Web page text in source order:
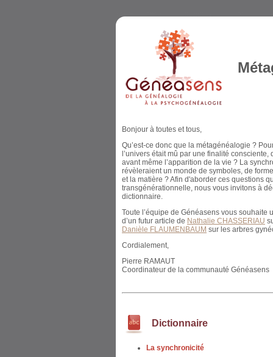
Bonjour à toutes et tous,
Qu’est-ce donc que la métagénéalogie ?
l’univers était mû par une finalité
avant même l’apparition de la vie ? La
révèleraient un monde de symboles, de
et la matière ? Afin d'aborder ces questions
transgénérationnelle, nous vous invitons à
dictionnaire.
Toute l’équipe de Généasens vous souhaite
d’un futur article de Nathalie CHASSERIAU
Danièle FLAUMENBAUM sur les arbres
Cordialement,
Pierre RAMAUT
Coordinateur de la communauté Généasens
Dictionnaire
La synchronicité